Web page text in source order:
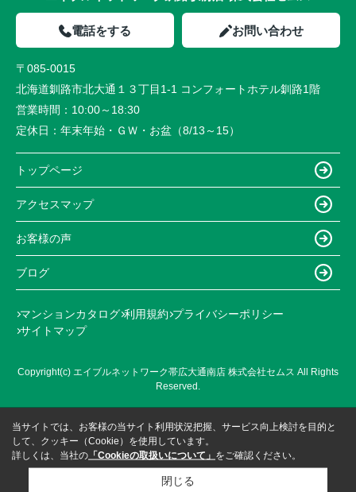
電話をする お問い合わせ
〒085-0015
北海道釧路市北大通１３丁目1-1 コンフォートホテル釧路1階
営業時間： 10:00～18:30
定休日： 年末年始・ＧＷ・お盆（8/13～15）
トップページ
アクセスマップ
お客様の声
ブログ
マンションカタログ 利用規約 プライバシーポリシー
サイトマップ
Copyright(c) エイブルネットワーク帯広大通南店 株式会社セムス All Rights
Reserved.
当サイトでは、お客様の当サイト利用状況把握、サービス向上検討を目的と
して、クッキー（Cookie）を使用しています。
詳しくは、当社の 「Cookieの取扱いについて」 をご確認ください。
閉じる